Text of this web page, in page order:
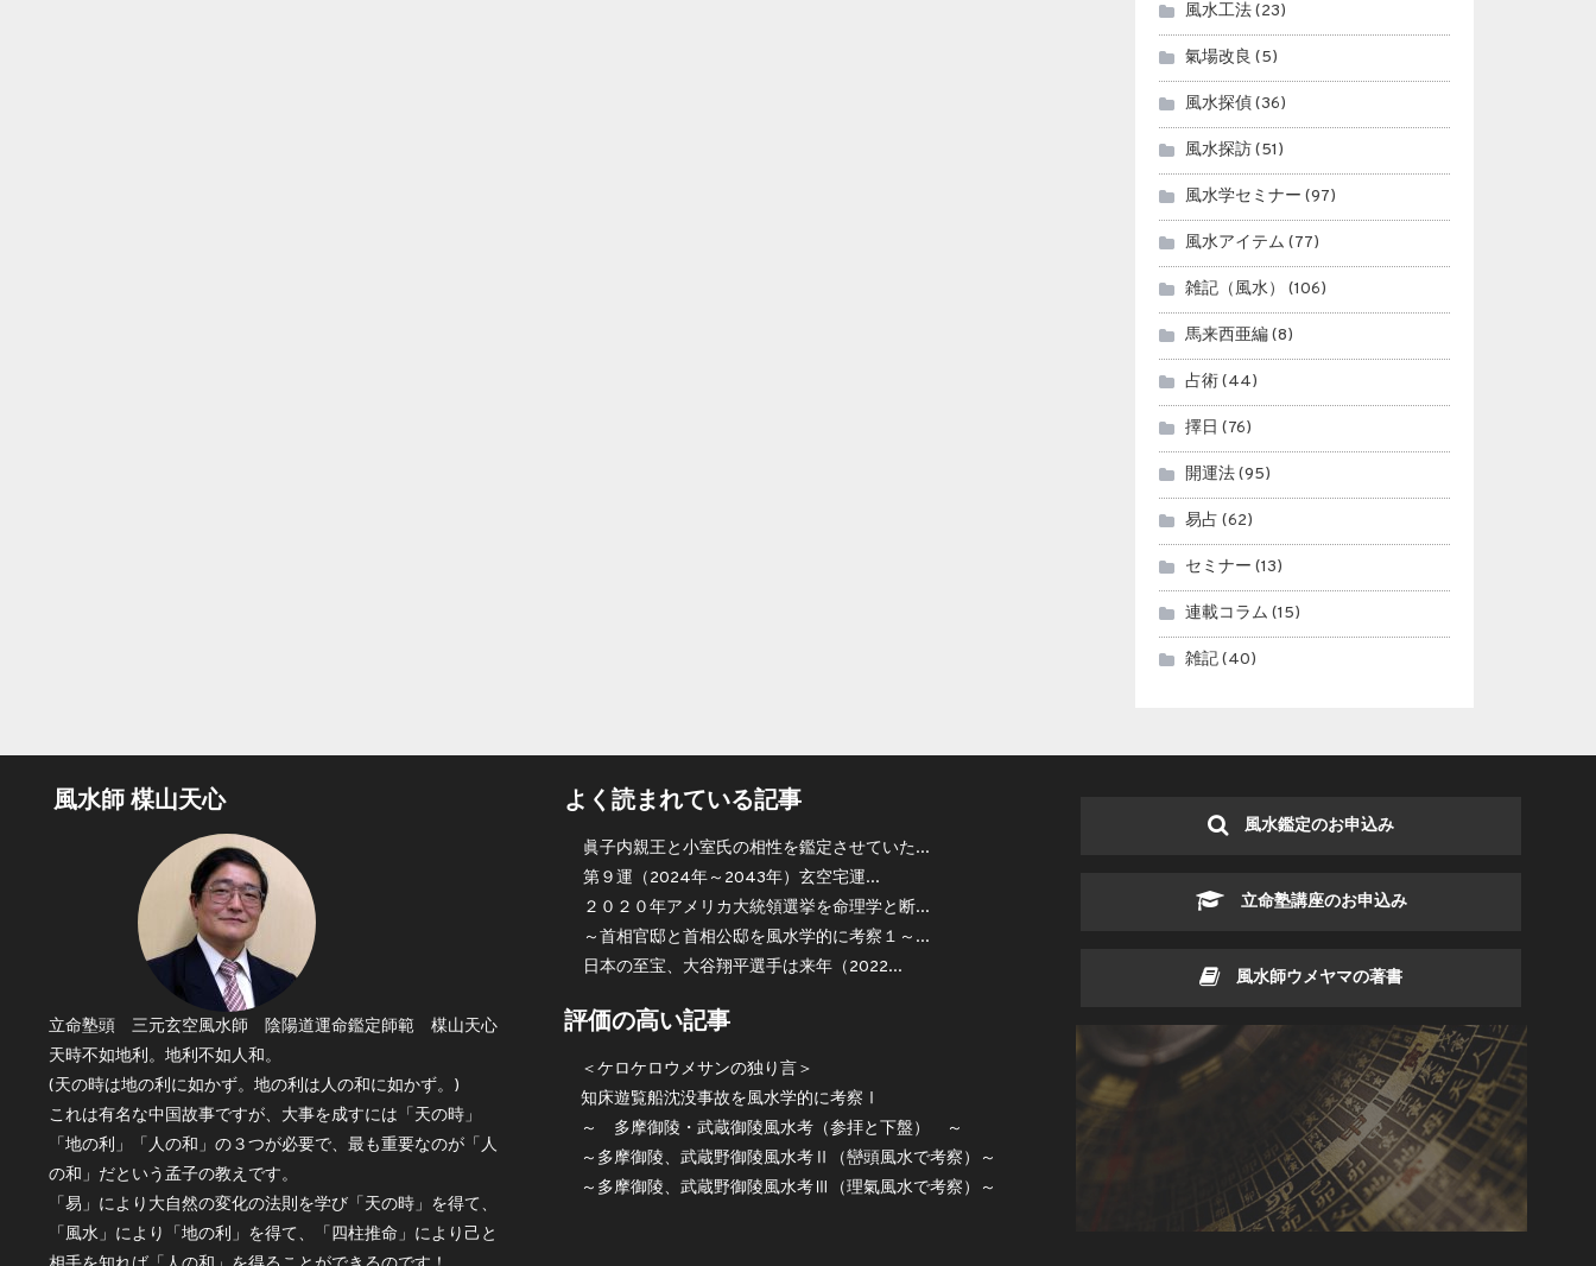
風水工法(23)
氣場改良 (5)
風水探偵(36)
風水探訪(51)
風水学セミナー (97)
風水アイテム (77)
雑記（風水） (106)
馬来西亜編(8)
占術(44)
擇日 (76)
開運法(95)
易占 (62)
セミナー (13)
連載コラム (15)
雑記(40)
風水師 楳山天心
立命塾頭 三元玄空風水師 陰陽道運命鑑定師範 楳山天心
天時不如地利。地利不如人和。
(天の時は地の利に如かず。地の利は人の和に如かず。)
これは有名な中国故事ですが、大事を成すには「天の時」
「地の利」「人の和」の３つが必要で、最も重要なのが「人
の和」だという孟子の教えです。
「易」により大自然の変化の法則を学び「天の時」を得て、
「風水」により「地の利」を得て、「四柱推命」により己と
よく読まれている記事
眞子内親王と小室氏の相性を鑑定させていた...
第９運（2024年～2043年）玄空宅運...
２０２０年アメリカ大統領選挙を命理学と断...
～首相官邸と首相公邸を風水学的に考察１～...
日本の至宝、大谷翔平選手は来年（2022...
評価の高い記事
＜ケロケロウメサンの独り言＞
知床遊覧船沈没事故を風水学的に考察Ⅰ
～ 多摩御陵・武蔵御陵風水考（参拝と下盤） ～
～多摩御陵、武蔵野御陵風水考Ⅱ（巒頭風水で考察）～
～多摩御陵、武蔵野御陵風水考Ⅲ（理氣風水で考察）～
風水鑑定のお申込み
立命塾講座のお申込み
風水師ウメヤマの著書